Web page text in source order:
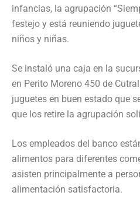
infancias, la agrupación
festejo y está reuniendo
niños y niñas.
Se instaló una caja en la
en Perito Moreno 450 de
juguetes en buen estado que
que los retire la agrupación
Los empleados del banco
alimentos para diferentes
asisten principalmente a
alimentación satisfactoria.